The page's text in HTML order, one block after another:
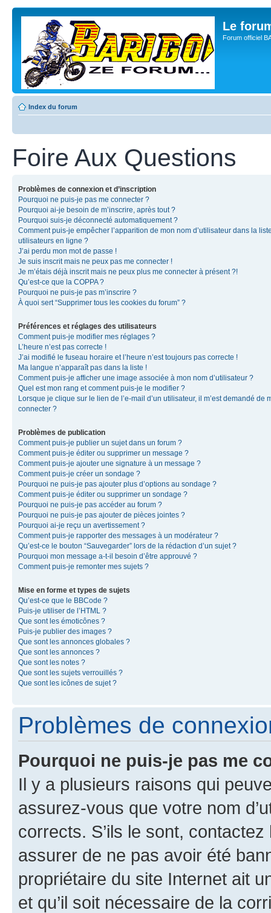
Le
Forum officiel
Index du forum
Foire Aux Questions
Problèmes de connexion et d’inscription
Pourquoi ne puis-je pas me connecter ?
Pourquoi ai-je besoin de m’inscrire, après tout ?
Pourquoi suis-je déconnecté automatiquement ?
Comment puis-je empêcher l’apparition de mon nom d’utilisateur dans la
utilisateurs en ligne ?
J’ai perdu mon mot de passe !
Je suis inscrit mais ne peux pas me connecter !
Je m’étais déjà inscrit mais ne peux plus me connecter à présent ?!
Qu’est-ce que la COPPA ?
Pourquoi ne puis-je pas m’inscrire ?
À quoi sert “Supprimer tous les cookies du forum” ?
Préférences et réglages des utilisateurs
Comment puis-je modifier mes réglages ?
L’heure n’est pas correcte !
J’ai modifié le fuseau horaire et l’heure n’est toujours pas correcte !
Ma langue n’apparaît pas dans la liste !
Comment puis-je afficher une image associée à mon nom d’utilisateur ?
Quel est mon rang et comment puis-je le modifier ?
Lorsque je clique sur le lien de l’e-mail d’un utilisateur, il m’est demandé de
connecter ?
Problèmes de publication
Comment puis-je publier un sujet dans un forum ?
Comment puis-je éditer ou supprimer un message ?
Comment puis-je ajouter une signature à un message ?
Comment puis-je créer un sondage ?
Pourquoi ne puis-je pas ajouter plus d’options au sondage ?
Comment puis-je éditer ou supprimer un sondage ?
Pourquoi ne puis-je pas accéder au forum ?
Pourquoi ne puis-je pas ajouter de pièces jointes ?
Pourquoi ai-je reçu un avertissement ?
Comment puis-je rapporter des messages à un modérateur ?
Qu’est-ce le bouton “Sauvegarder” lors de la rédaction d’un sujet ?
Pourquoi mon message a-t-il besoin d’être approuvé ?
Comment puis-je remonter mes sujets ?
Mise en forme et types de sujets
Qu’est-ce que le BBCode ?
Puis-je utiliser de l’HTML ?
Que sont les émoticônes ?
Puis-je publier des images ?
Que sont les annonces globales ?
Que sont les annonces ?
Que sont les notes ?
Que sont les sujets verrouillés ?
Que sont les icônes de sujet ?
Problèmes de
Pourquoi ne puis-je pas me
Il y a plusieurs raisons qui
assurez-vous que votre nom
corrects. S’ils le sont,
assurer de ne pas avoir été
propriétaire du site Internet ait
et qu’il soit nécessaire de la